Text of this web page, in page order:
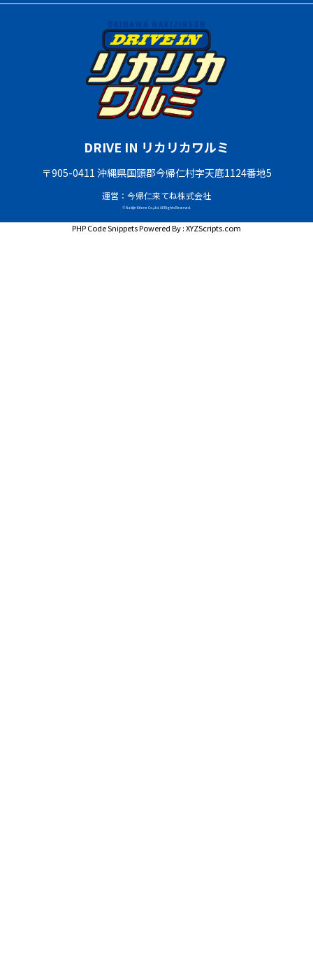
DRIVE IN リカリカワルミ
〒905-0411 沖縄県国頭郡今帰仁村字天底1124番地5
運営：今帰仁来てね株式会社
© Nakijin Kitene Co.,Ltd. All Rights Reserved.
PHP Code SnippetsPowered By :XYZScripts.com